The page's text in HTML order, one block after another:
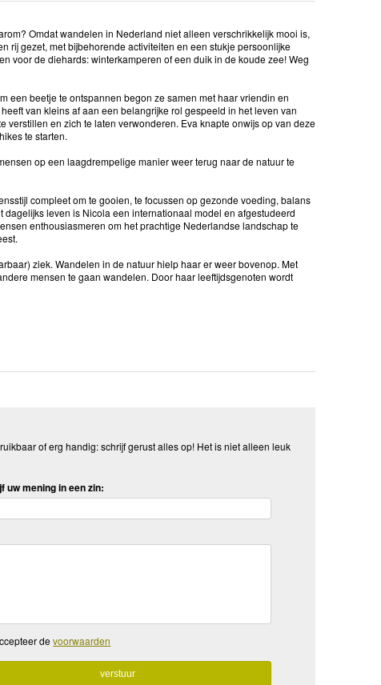
Omdat wandelen in Nederland niet alleen verschrikkelijk mooi is,
rij gezet, met bijbehorende activiteiten en een stukje persoonlijke
voor de diehards: winterkamperen of een duik in de koude zee! Weg
een beetje te ontspannen begon ze samen met haar vriendin en
van kleins af aan een belangrijke rol gespeeld in het leven van
en zich te laten verwonderen. Eva knapte onwijs op van deze
te starten.
op een laagdrempelige manier weer terug naar de natuur te
compleet om te gooien, te focussen op gezonde voeding, balans
leven is Nicola een internationaal model en afgestudeerd
enthousiasmeren om het prachtige Nederlandse landschap te
ziek. Wandelen in de natuur hielp haar er weer bovenop. Met
mensen te gaan wandelen. Door haar leeftijdsgenoten wordt
of erg handig: schrijf gerust alles op! Het is niet alleen leuk
uw mening in een zin:
devoorwaarden